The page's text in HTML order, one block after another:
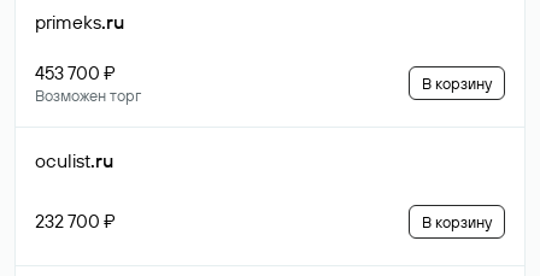
primeks.ru
453 700 ₽
Возможен торг
В корзину
oculist.ru
232 700 ₽ В корзину